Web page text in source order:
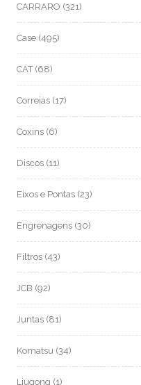
CARRARO (321)
Case (495)
CAT (68)
Correias (17)
Coxins (6)
Discos (11)
Eixos e Pontas (23)
Engrenagens (30)
Filtros (43)
JCB (92)
Juntas (81)
Komatsu (34)
Liugong (1)